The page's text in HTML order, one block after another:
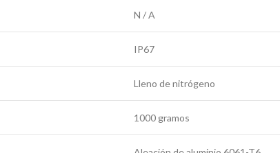
N / A
IP67
Lleno de nitrógeno
1000 gramos